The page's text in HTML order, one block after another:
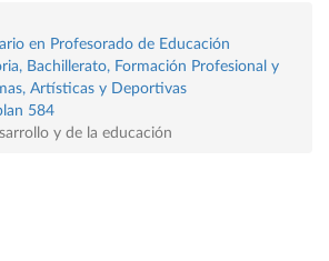
en Profesorado de Educación
Bachillerato, Formación Profesional y
Artísticas y Deportivas
584
y de la educación